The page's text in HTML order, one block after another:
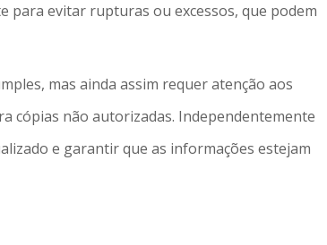
para evitar rupturas ou excessos, que podem
mas ainda assim requer atenção aos
cópias não autorizadas. Independentemente
e garantir que as informações estejam